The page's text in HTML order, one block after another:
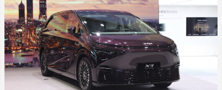
WiFi:Wi-Fi 802.11 a/b/g/n/ac/n 5GHz, dual band, Wi-Fi
direct, hotspot
Baterai:Li-Polimer 6000 mAh
Informasi lengkap ZTE Blade A72 dapat dipelajari
pada halamanZTE Blade A72. Disitus hpini, kamu